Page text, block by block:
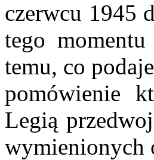
czerwcu 1945
tego
temu, co
pomówienie
Legią
wymienionych